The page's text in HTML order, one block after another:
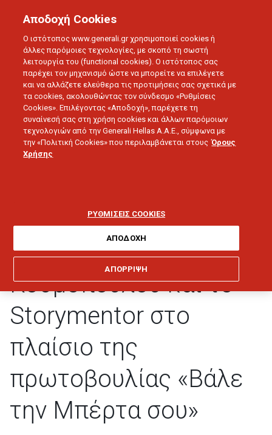
BLOG
ΔΕΛΤΙΑ ΤΥΠΟΥ
Η GENERALI ΣΥΝΕΡΓΑΖΕΤΑΙ ΜΕ ΤΗΝ ΔΡ. ΑΓΓΕΛΙΚΗ
ΚΟΣΜΟΠΟΥΛΟΥ ΚΑΙ ΤΟ STORYMENTOR ΣΤΟ ΠΛΑΙΣΙΟ ΤΗΣ
ΠΡΩΤΟΒΟΥΛΙΑΣ «ΒΑΛΕ ΤΗΝ ΜΠΕΡΤΑ ΣΟΥ»
11.03.2025 - 5 λεπτά ανάγνωσης
συνεργάζεται με την
Δρ. Αγγελική
Κοσμοπούλου και το
Storymentor στο
πλαίσιο της
πρωτοβουλίας «Βάλε
την Μπέρτα σου»
Αποδοχή Cookies
Ο ιστότοπος www.generali.gr χρησιμοποιεί cookies ή
άλλες παρόμοιες τεχνολογίες, με σκοπό τη σωστή
λειτουργία του (functional cookies). Ο ιστότοπος σας
παρέχει τον μηχανισμό ώστε να μπορείτε να επιλέγετε
και να αλλάζετε ελεύθερα τις προτιμήσεις σας σχετικά με
τα cookies, ακολουθώντας τον σύνδεσμο «Ρυθμίσεις
Cookies». Επιλέγοντας «Αποδοχή», παρέχετε τη
συναίνεσή σας στη χρήση cookies και άλλων παρόμοιων
τεχνολογιών από την Generali Hellas A.A.E., σύμφωνα με
την «Πολιτική Cookies» που περιλαμβάνεται στους Όρους
Χρήσης
ΡΥΘΜΙΣΕΙΣ COOKIES
ΑΠΟΡΡΙΨΗ
ΑΠΟΔΟΧΗ